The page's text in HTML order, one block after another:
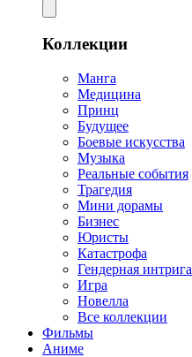
Коллекции
Манга
Медицина
Принц
Будущее
Боевые искусства
Музыка
Реальные события
Трагедия
Мини дорамы
Бизнес
Юристы
Катастрофа
Гендерная интрига
Игра
Новелла
Все коллекции
Фильмы
Аниме